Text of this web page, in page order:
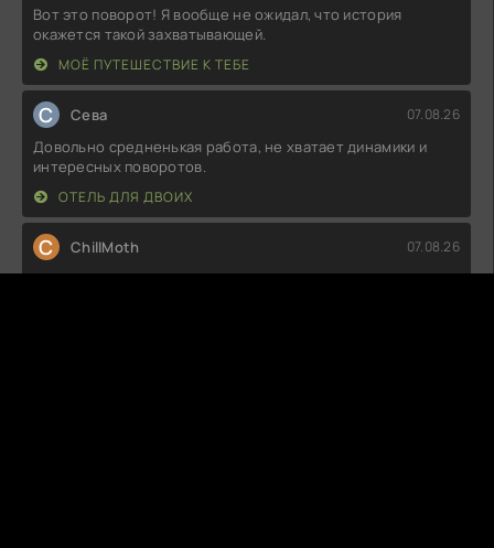
Вот это поворот! Я вообще не ожидал, что история
окажется такой захватывающей.
МОЁ ПУТЕШЕСТВИЕ К ТЕБЕ
С Севa 07.08.26
Довольно средненькая работа, не хватает динамики и
интересных поворотов.
ОТЕЛЬ ДЛЯ ДВОИХ
C ChillMoth 07.08.26
Не могу сказать, что остался в восторге. Сюжет местами